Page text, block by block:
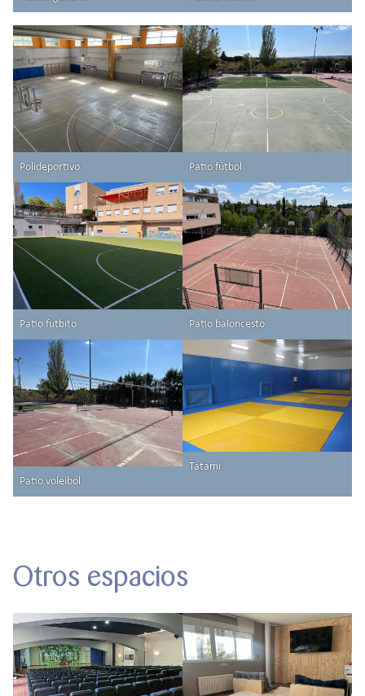
Polideportivo Patio fútbol
Patio futbito Patio baloncesto
Patio voleibol
Tatami
Otros espacios